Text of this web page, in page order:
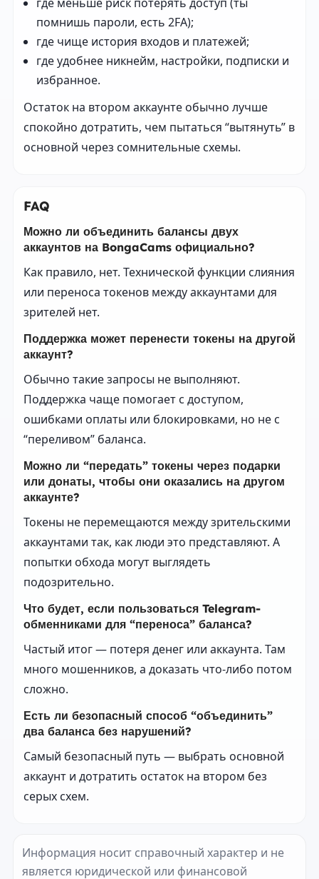
помнишь пароли, есть 2FA);
где чище история входов и платежей;
где удобнее никнейм, настройки, подписки и
избранное.
Остаток на втором аккаунте обычно лучше
спокойно дотратить, чем пытаться “вытянуть” в
основной через сомнительные схемы.
FAQ
Можно ли объединить балансы двух
аккаунтов на BongaCams официально?
Как правило, нет. Технической функции слияния
или переноса токенов между аккаунтами для
зрителей нет.
Поддержка может перенести токены на другой
аккаунт?
Обычно такие запросы не выполняют.
Поддержка чаще помогает с доступом,
ошибками оплаты или блокировками, но не с
“переливом” баланса.
Можно ли “передать” токены через подарки
или донаты, чтобы они оказались на другом
аккаунте?
Токены не перемещаются между зрительскими
аккаунтами так, как люди это представляют. А
попытки обхода могут выглядеть
подозрительно.
Что будет, если пользоваться Telegram-
обменниками для “переноса” баланса?
Частый итог — потеря денег или аккаунта. Там
много мошенников, а доказать что-либо потом
сложно.
Есть ли безопасный способ “объединить”
два баланса без нарушений?
Самый безопасный путь — выбрать основной
аккаунт и дотратить остаток на втором без
серых схем.
Информация носит справочный характер и не
является юридической или финансовой